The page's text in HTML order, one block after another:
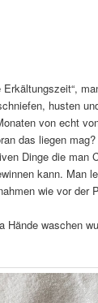
Erkältungszeit“,
husten
von echt
das liegen
Dinge die man
kann. Man
wie vor der
Hände waschen